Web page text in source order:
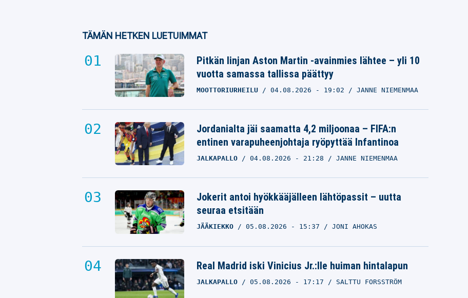
TÄMÄN HETKEN LUETUIMMAT
Pitkän linjan Aston Martin -avainmies lähtee – yli 10
vuotta samassa tallissa päättyy
MOOTTORIURHEILU 04.08.2026 - 19:02 JANNE NIEMENMAA
Jordanialta jäi saamatta 4,2 miljoonaa – FIFA:n
entinen varapuheenjohtaja ryöpyttää Infantinoa
JALKAPALLO 04.08.2026 - 21:28 JANNE NIEMENMAA
Jokerit antoi hyökkääjälleen lähtöpassit – uutta
seuraa etsitään
JÄÄKIEKKO 05.08.2026 - 15:37 JONI AHOKAS
Real Madrid iski Vinicius Jr.:lle huiman hintalapun
JALKAPALLO 05.08.2026 - 17:17 SALTTU FORSSTRÖM